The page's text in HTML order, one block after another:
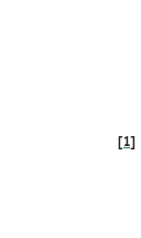
[1]